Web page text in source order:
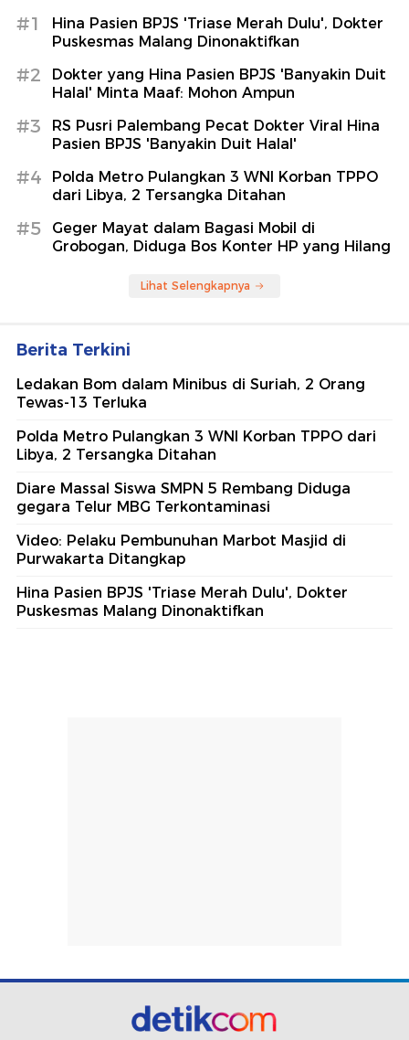
#1
Hina Pasien BPJS 'Triase Merah Dulu', Dokter
Puskesmas Malang Dinonaktifkan
#2
Dokter yang Hina Pasien BPJS 'Banyakin Duit
Halal' Minta Maaf: Mohon Ampun
#3
RS Pusri Palembang Pecat Dokter Viral Hina
Pasien BPJS 'Banyakin Duit Halal'
#4
Polda Metro Pulangkan 3 WNI Korban TPPO
dari Libya, 2 Tersangka Ditahan
#5
Geger Mayat dalam Bagasi Mobil di
Grobogan, Diduga Bos Konter HP yang Hilang
Lihat Selengkapnya
Berita Terkini
Ledakan Bom dalam Minibus di Suriah, 2 Orang
Tewas-13 Terluka
Polda Metro Pulangkan 3 WNI Korban TPPO dari
Libya, 2 Tersangka Ditahan
Diare Massal Siswa SMPN 5 Rembang Diduga
gegara Telur MBG Terkontaminasi
Video: Pelaku Pembunuhan Marbot Masjid di
Purwakarta Ditangkap
Hina Pasien BPJS 'Triase Merah Dulu', Dokter
Puskesmas Malang Dinonaktifkan